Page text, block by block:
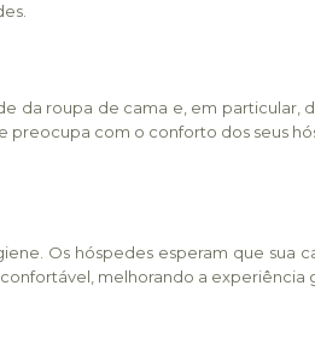
roupa de cama e, em particular,
preocupa com o conforto dos seus
Os hóspedes esperam que sua
melhorando a experiência